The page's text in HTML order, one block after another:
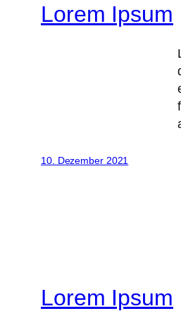
Lorem Ipsum
10. Dezember 2021
Lorem Ipsum